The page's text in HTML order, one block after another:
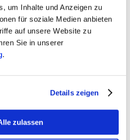
um Inhalte und Anzeigen zu
für soziale Medien anbieten
auf unsere Website zu
Sie in unserer
.
Details zeigen
zulassen
und stellt die langfristige
das Bündnis infrage. Darüber
Haltung in wirtschaftlichen
Fragen, etwa durch
und die Ablehnung
Probe.
sich unter anderem die
Herausforderungen
erneuten Wahlsiegs Donald
zwischen Europa und